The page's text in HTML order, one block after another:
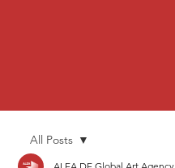
All Posts